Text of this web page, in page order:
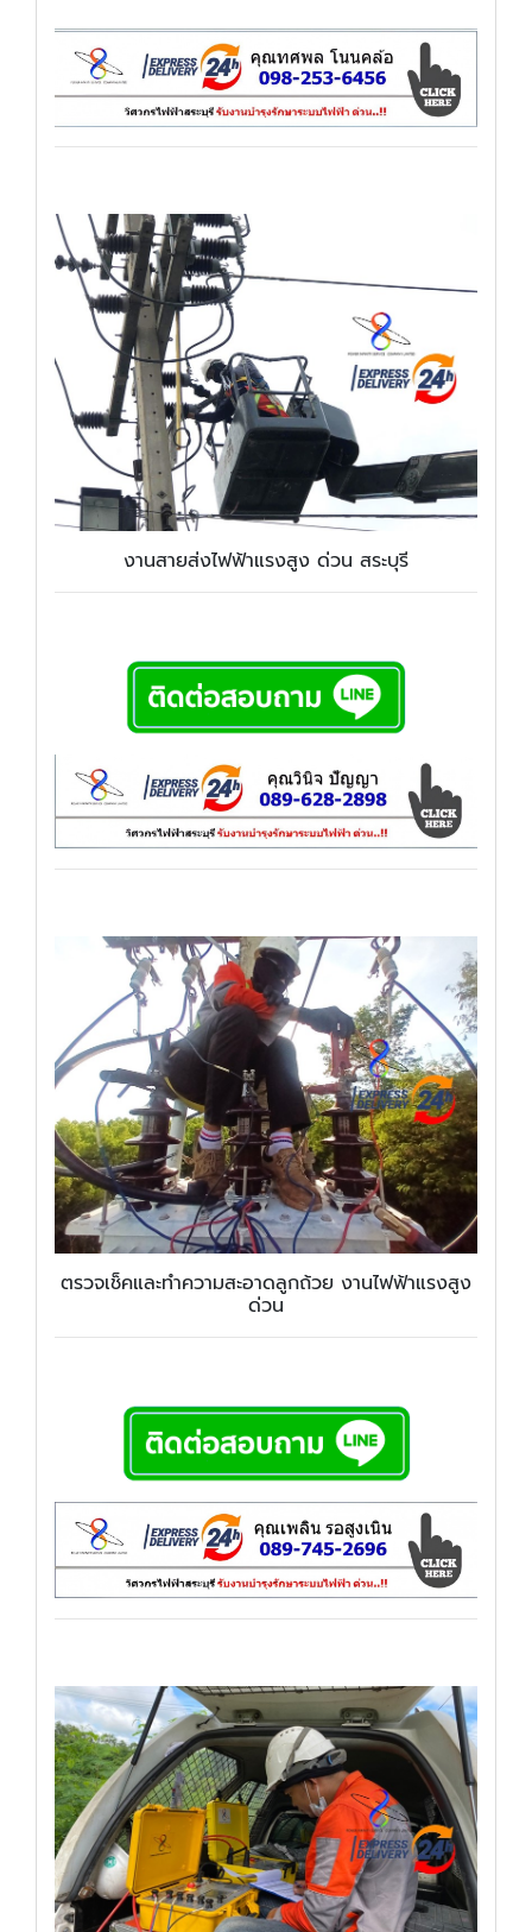
งานสายส่งไฟฟ้าแรงสูง ด่วน สระบุรี
ตรวจเช็คและทำความสะอาดลูกถ้วย งานไฟฟ้าแรงสูง
ด่วน